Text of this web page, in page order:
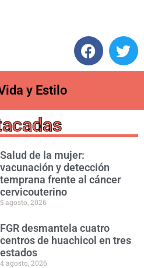
y Estilo
Salud de la mujer:
vacunación y detección
temprana frente al cáncer
cervicouterino
5 agosto, 2026
FGR desmantela cuatro
centros de huachicol en tres
estados
4 agosto, 2026